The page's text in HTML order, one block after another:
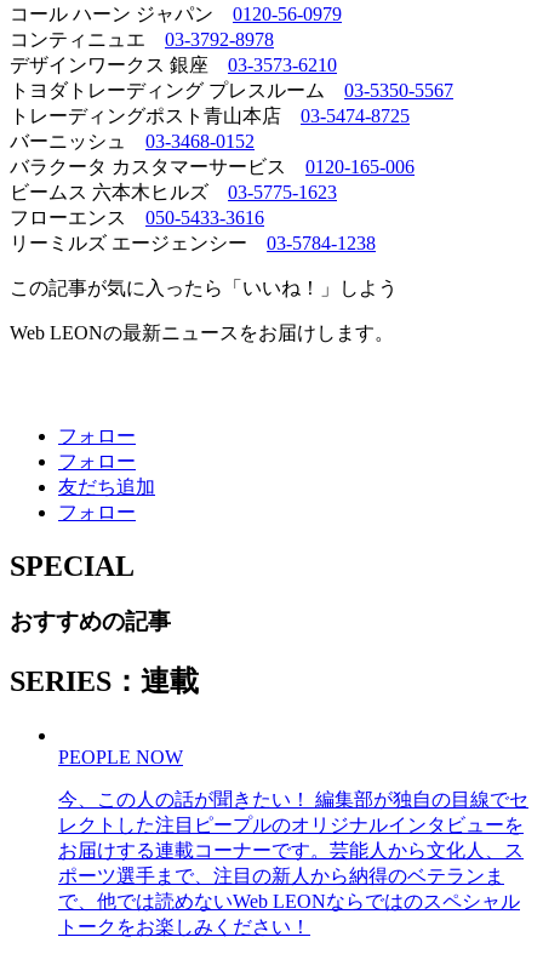
コール ハーン ジャパン 0120-56-0979
コンティニュエ 03-3792-8978
デザインワークス 銀座 03-3573-6210
トヨダトレーディング プレスルーム 03-5350-5567
トレーディングポスト青山本店 03-5474-8725
バーニッシュ 03-3468-0152
バラクータ カスタマーサービス 0120-165-006
ビームス 六本木ヒルズ 03-5775-1623
フローエンス 050-5433-3616
リーミルズ エージェンシー 03-5784-1238
この記事が気に入ったら「いいね！」しよう
Web LEONの最新ニュースをお届けします。
フォロー
フォロー
友だち追加
フォロー
SPECIAL
おすすめの記事
SERIES：連載
PEOPLE NOW
今、この人の話が聞きたい！ 編集部が独自の目線でセ
レクトした注目ピープルのオリジナルインタビューを
お届けする連載コーナーです。芸能人から文化人、ス
ポーツ選手まで、注目の新人から納得のベテランま
で、他では読めないWeb LEONならではのスペシャル
トークをお楽しみください！